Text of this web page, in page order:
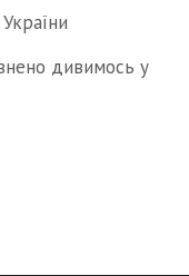
дивимось у